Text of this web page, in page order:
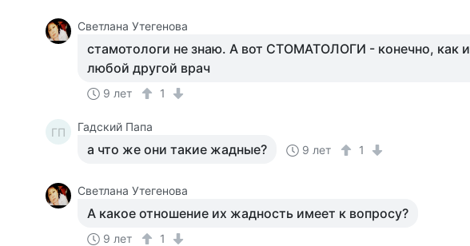
Светлана Утегенова
стамотологи не знаю. А вот СТОМАТОЛОГИ - конечно, как и
любой другой врач
9 лет 1
ГП Гадский Папа
а что же они такие жадные? 9 лет 1
Светлана Утегенова
А какое отношение их жадность имеет к вопросу?
9 лет 1